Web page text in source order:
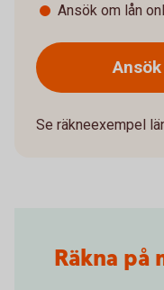
Ansök om lån
Se räkneexempel
Räkna på